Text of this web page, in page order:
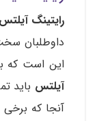
رایتینگ آیلتس
داوطلبان
این است که
آیلتس باید
آنجا که